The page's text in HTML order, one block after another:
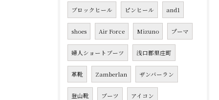
ブロックヒール ピンヒール and1
shoes Air Force Mizuno プーマ
婦人ショートブーツ 浅口郡里庄町
革靴 Zamberlan ザンバーラン
登山靴 ブーツ アイコン